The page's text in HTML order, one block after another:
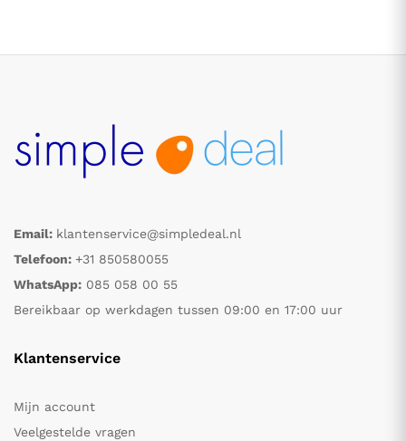
Email: klantenservice@simpledeal.nl
Telefoon: +31 850580055
WhatsApp: 085 058 00 55
Bereikbaar op werkdagen tussen 09:00 en 17:00 uur
Klantenservice
Mijn account
Veelgestelde vragen